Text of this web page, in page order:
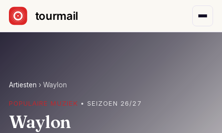
Sla navigatie over
Artiesten › Waylon
POPULAIRE MUZIEK • SEIZOEN 26/27
Waylon